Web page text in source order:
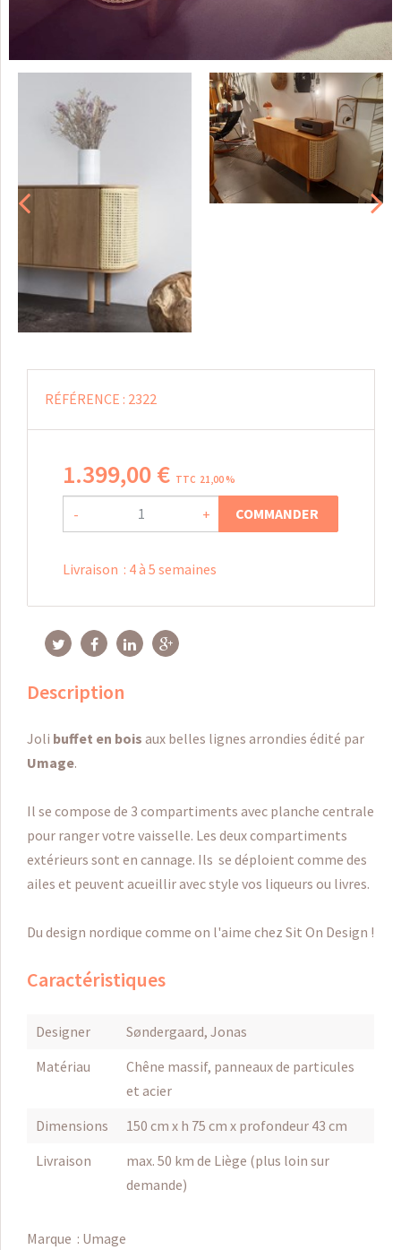
RÉFÉRENCE : 2322
1.399,00€ TTC 21,00 %
- + COMMANDER
Livraison : 4 à 5 semaines
Description
Joli buffet en bois aux belles lignes arrondies édité par
Umage.
Il se compose de 3 compartiments avec planche centrale
pour ranger votre vaisselle. Les deux compartiments
extérieurs sont en cannage. Ils se déploient comme des
ailes et peuvent acueillir avec style vos liqueurs ou livres.
Du design nordique comme on l'aime chez Sit On Design !
Caractéristiques
Designer
Søndergaard, Jonas
Matériau
Chêne massif, panneaux de particules
et acier
Dimensions
150 cm x h 75 cm x profondeur 43 cm
Livraison
max. 50 km de Liège (plus loin sur
demande)
Marque : Umage